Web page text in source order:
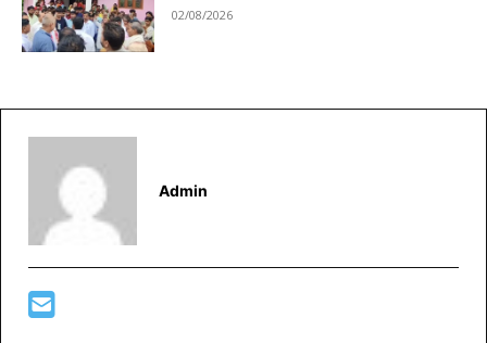
02/08/2026
Admin